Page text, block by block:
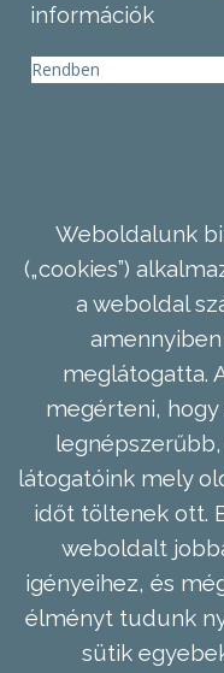
információk
Rendben
Weboldalunk
(„cookies”)
a weboldal
meglátogatta.
megérteni,
látogatóink mely
időt töltenek ott.
weboldalt
igényeihez, és
élményt tudunk
sütik